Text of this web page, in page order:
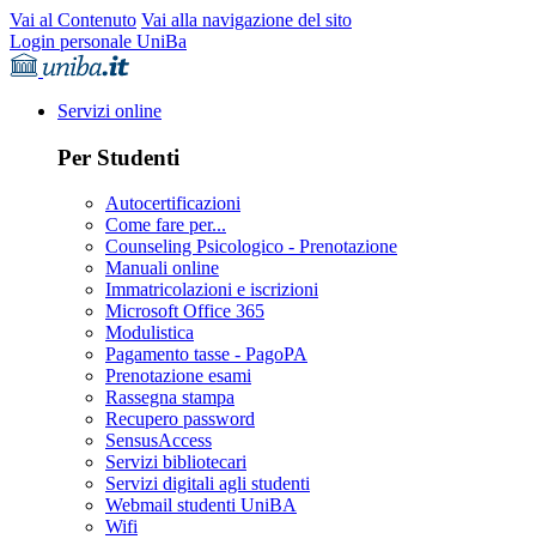
Vai al Contenuto Vai alla navigazione del sito
Login personale UniBa
Servizi online
Per Studenti
Autocertificazioni
Come fare per...
Counseling Psicologico - Prenotazione
Manuali online
Immatricolazioni e iscrizioni
Microsoft Office 365
Modulistica
Pagamento tasse - PagoPA
Prenotazione esami
Rassegna stampa
Recupero password
SensusAccess
Servizi bibliotecari
Servizi digitali agli studenti
Webmail studenti UniBA
Wifi